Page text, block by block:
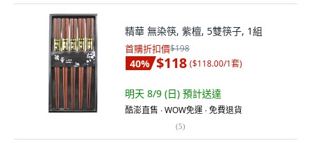
精華 無染筷, 紫檀, 5雙筷子, 1組
首購折扣價$198
40% $118 ($118.00/1套)
明天 8/9 (日) 預計送達
酷澎直售 ∙ WOW免運 ∙ 免費退貨
(5)